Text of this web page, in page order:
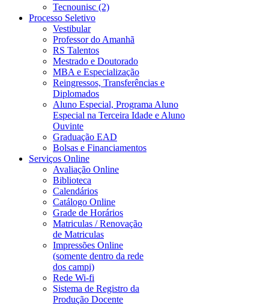
Tecnounisc (2)
Processo Seletivo
Vestibular
Professor do Amanhã
RS Talentos
Mestrado e Doutorado
MBA e Especialização
Reingressos, Transferências e
Diplomados
Aluno Especial, Programa Aluno
Especial na Terceira Idade e Aluno
Ouvinte
Graduação EAD
Bolsas e Financiamentos
Serviços Online
Avaliação Online
Biblioteca
Calendários
Catálogo Online
Grade de Horários
Matriculas / Renovação
de Matriculas
Impressões Online
(somente dentro da rede
dos campi)
Rede Wi-fi
Sistema de Registro da
Produção Docente